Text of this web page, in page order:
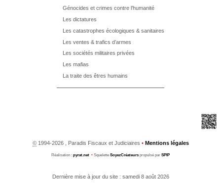
Génocides et crimes contre l’humanité
Les dictatures
Les catastrophes écologiques & sanitaires
Les ventes & trafics d’armes
Les sociétés militaires privées
Les mafias
La traite des êtres humains
©1994-2026 , Paradis Fiscaux et Judiciaires • Mentions légales
Réalisation : pyrat.net • Squelette SoyezCréateurs propulsé par SPIP
Dernière mise à jour du site : samedi 8 août 2026